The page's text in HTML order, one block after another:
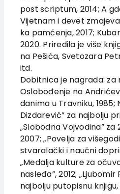
post scriptum, 2014; A
Vijetnam i devet
ka pamćenja, 2017;
2020. Priredila je više
na Pešića, Svetozara
itd.
Dobitnica je nagrada: za
Oslobođenje na
danima u Travniku, 1985;
Dizdarević” za najbolju
„Slobodna Vojvodina” za
2007; „Povelja za
stvaralački i naučni
„Medalja kulture za
nasleđa”, 2012; „Ljubomir
najbolju putopisnu knjigu,